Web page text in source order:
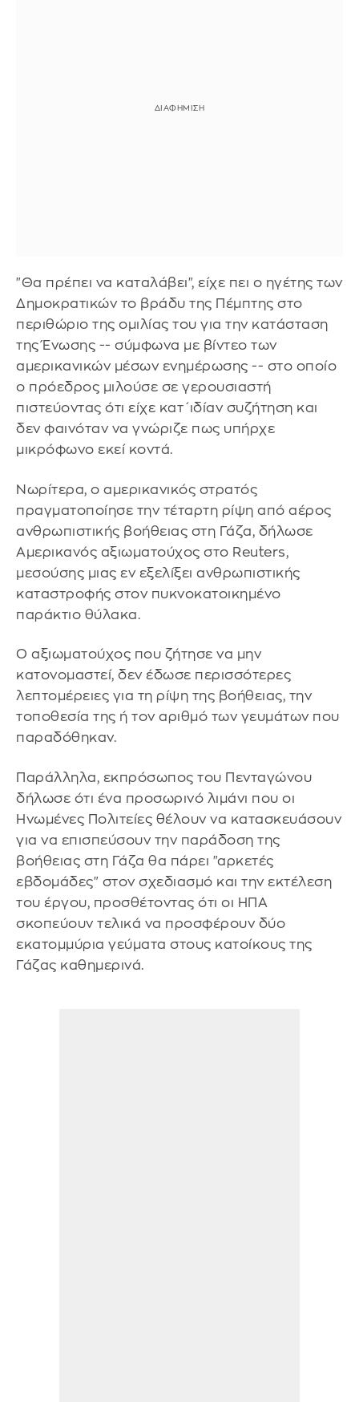
"Θα πρέπει να καταλάβει", είχε πει ο ηγέτης των
Δημοκρατικών το βράδυ της Πέμπτης στο
περιθώριο της ομιλίας του για την κατάσταση
της Ένωσης -- σύμφωνα με βίντεο των
αμερικανικών μέσων ενημέρωσης -- στο οποίο
ο πρόεδρος μιλούσε σε γερουσιαστή
πιστεύοντας ότι είχε κατ΄ιδίαν συζήτηση και
δεν φαινόταν να γνώριζε πως υπήρχε
μικρόφωνο εκεί κοντά.
Νωρίτερα, ο αμερικανικός στρατός
πραγματοποίησε την τέταρτη ρίψη από αέρος
ανθρωπιστικής βοήθειας στη Γάζα, δήλωσε
Αμερικανός αξιωματούχος στο Reuters,
μεσούσης μιας εν εξελίξει ανθρωπιστικής
καταστροφής στον πυκνοκατοικημένο
παράκτιο θύλακα.
Ο αξιωματούχος που ζήτησε να μην
κατονομαστεί, δεν έδωσε περισσότερες
λεπτομέρειες για τη ρίψη της βοήθειας, την
τοποθεσία της ή τον αριθμό των γευμάτων που
παραδόθηκαν.
Παράλληλα, εκπρόσωπος του Πενταγώνου
δήλωσε ότι ένα προσωρινό λιμάνι που οι
Ηνωμένες Πολιτείες θέλουν να κατασκευάσουν
για να επισπεύσουν την παράδοση της
βοήθειας στη Γάζα θα πάρει "αρκετές
εβδομάδες" στον σχεδιασμό και την εκτέλεση
του έργου, προσθέτοντας ότι οι ΗΠΑ
σκοπεύουν τελικά να προσφέρουν δύο
εκατομμύρια γεύματα στους κατοίκους της
Γάζας καθημερινά.